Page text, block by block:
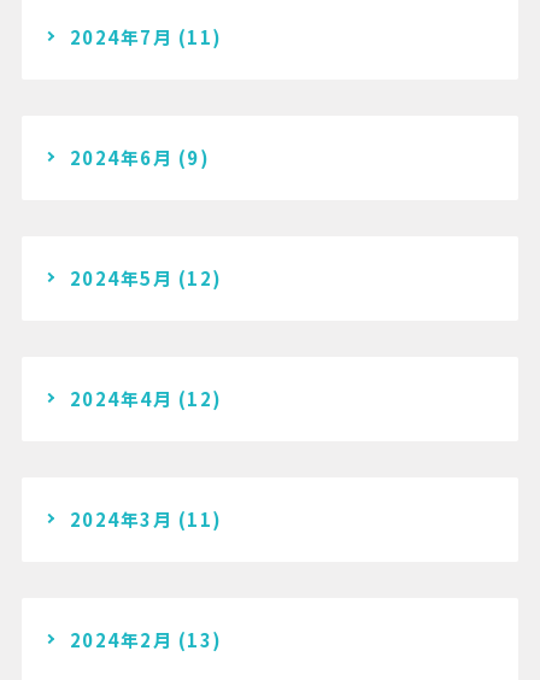
2024年7月 (11)
2024年6月 (9)
2024年5月 (12)
2024年4月 (12)
2024年3月 (11)
2024年2月 (13)